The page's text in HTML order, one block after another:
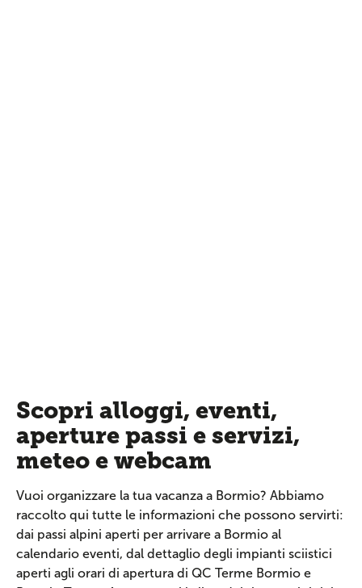
Scopri alloggi, eventi,
aperture passi e servizi,
meteo e webcam
Vuoi organizzare la tua vacanza a Bormio? Abbiamo
raccolto qui tutte le informazioni che possono servirti:
dai passi alpini aperti per arrivare a Bormio al
calendario eventi, dal dettaglio degli impianti sciistici
aperti agli orari di apertura di QC Terme Bormio e